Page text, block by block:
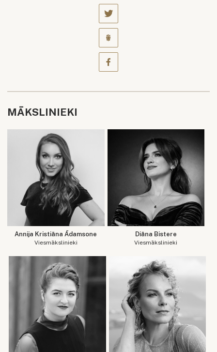
MĀKSLINIEKI
Annija Kristiāna Ādamsone
Viesmākslinieki
Diāna Bistere
Viesmākslinieki